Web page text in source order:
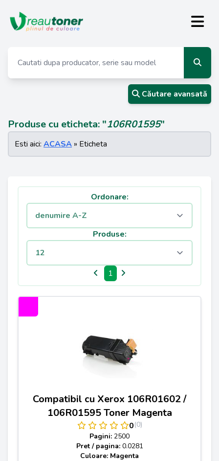
Căutare avansată
Produse cu eticheta: "106R01595"
Esti aici: ACASA » Eticheta
Ordonare:
Produse:
1
Compatibil cu Xerox 106R01602 /
106R01595 Toner Magenta
0(0)
Pagini: 2500
Pret / pagina: 0.0281
Culoare: Magenta